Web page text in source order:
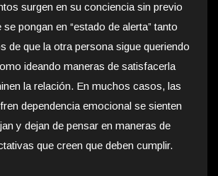
surgen en su conciencia sin previo
pongan en “estado de alerta” tanto
de que la otra persona sigue queriendo
ideando maneras de satisfacerla
la relación. En muchos casos, las
dependencia emocional se sienten
y dejan de pensar en maneras de
que creen que deben cumplir.